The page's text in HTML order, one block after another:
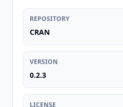
REPOSITORY
CRAN
VERSION
0.2.3
LICENSE